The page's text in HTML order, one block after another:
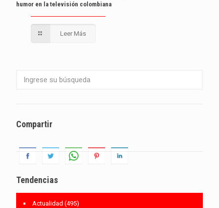
humor en la televisión colombiana
Leer Más
Compartir
Tendencias
Actualidad (495)